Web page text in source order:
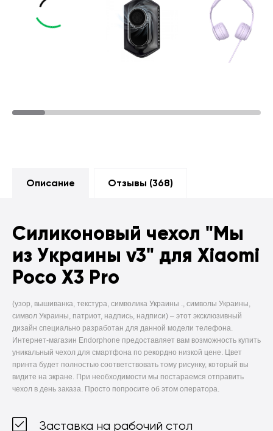
Описание Отзывы (368)
Силиконовый чехол "Мы
из Украины v3" для Xiaomi
Poco X3 Pro
(узор, вышиванка, текстура, символика Украины ., символы Украины,
символ Украины, патриот, надпись, надписи) – этот эксклюзивный
дизайн специально разработан для данной модели телефона.
Интернет-магазин Endorphone предоставляет вам возможность купить
уникальный чехол для смартфона по рекордно низкой цене. Цвет
принта будет полностью соответствовать тому рисунку, который вы
видите на экране. При необходимости мы постараемся отправить
чехол в день заказа. Просто попросите об этом оператора.
Заставка на рабочий стол